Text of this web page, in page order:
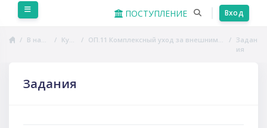
Перейти к основному содержанию
ПОСТУПЛЕНИЕ Вход
В начало Курсы ОП.11 Комплексный уход за внешним видом собак
Задан
ия
Задания